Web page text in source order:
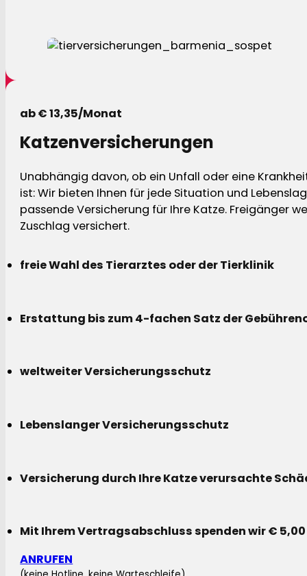
ab € 13,35/Monat
Katzenversicherungen
Unabhängig davon, ob ein Unfall oder eine
ist: Wir bieten Ihnen für jede Situation und
passende Versicherung für Ihre Katze. Freigänger
Zuschlag versichert.
freie Wahl des Tierarztes oder der Tierklinik
Erstattung bis zum 4-fachen Satz der
weltweiter Versicherungsschutz
Lebenslanger Versicherungsschutz
Versicherung durch Ihre Katze verursachte
Mit Ihrem Vertragsabschluss spenden wir €
ANRUFEN